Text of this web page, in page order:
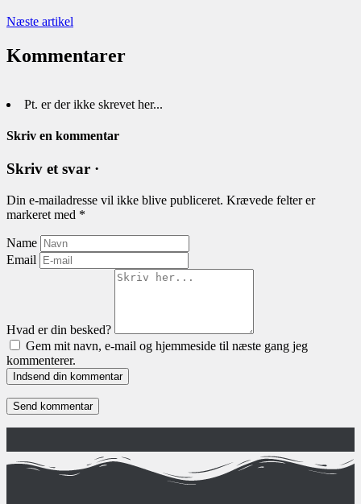
Næste artikel
Kommentarer
Pt. er der ikke skrevet her...
Skriv en kommentar
Skriv et svar ·
Din e-mailadresse vil ikke blive publiceret. Krævede felter er
markeret med *
Name
Email
Hvad er din besked?
Gem mit navn, e-mail og hjemmeside til næste gang jeg
kommenterer.
Indsend din kommentar